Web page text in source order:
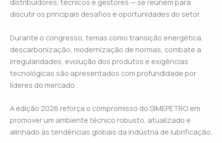
distribuidores, técnicos e gestores — se reúnem para
discutir os principais desafios e oportunidades do setor.
Durante o congresso, temas como transição energética,
descarbonização, modernização de normas, combate a
irregularidades, evolução dos produtos e exigências
tecnológicas são apresentados com profundidade por
líderes do mercado .
A edição 2026 reforça o compromisso do SIMEPETRO em
promover um ambiente técnico robusto, atualizado e
alinhado às tendências globais da indústria de lubrificação.